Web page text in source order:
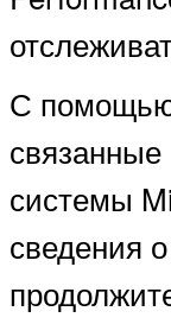
С помощью
системы
сведения